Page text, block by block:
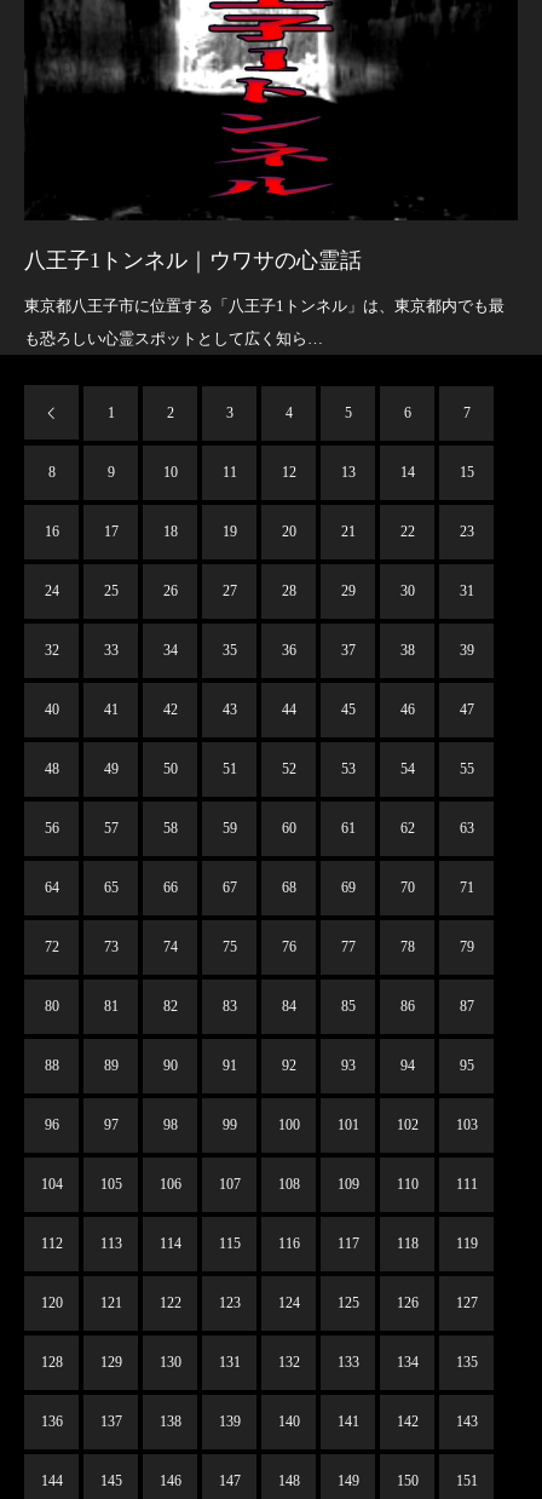
八王子1トンネル｜ウワサの心霊話
東京都八王子市に位置する「八王子1トンネル」は、東京都内でも最
も恐ろしい心霊スポットとして広く知ら…
1 2 3 4 5 6 7
8 9 10 11 12 13 14 15
16 17 18 19 20 21 22 23
24 25 26 27 28 29 30 31
32 33 34 35 36 37 38 39
40 41 42 43 44 45 46 47
48 49 50 51 52 53 54 55
56 57 58 59 60 61 62 63
64 65 66 67 68 69 70 71
72 73 74 75 76 77 78 79
80 81 82 83 84 85 86 87
88 89 90 91 92 93 94 95
96 97 98 99 100 101 102 103
104 105 106 107 108 109 110 111
112 113 114 115 116 117 118 119
120 121 122 123 124 125 126 127
128 129 130 131 132 133 134 135
136 137 138 139 140 141 142 143
144 145 146 147 148 149 150 151